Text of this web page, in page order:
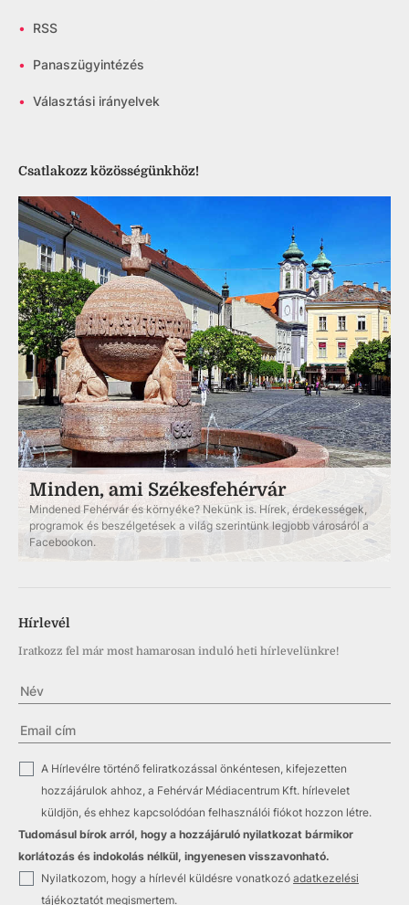
• RSS
• Panaszügyintézés
• Választási irányelvek
Csatlakozz közösségünkhöz!
Minden, ami Székesfehérvár
Mindened Fehérvár és környéke? Nekünk is. Hírek, érdekességek,
programok és beszélgetések a világ szerintünk legjobb városáról a
Facebookon.
Hírlevél
Iratkozz fel már most hamarosan induló heti hírlevelünkre!
A Hírlevélre történő feliratkozással önkéntesen, kifejezetten
hozzájárulok ahhoz, a Fehérvár Médiacentrum Kft. hírlevelet
küldjön, és ehhez kapcsolódóan felhasználói fiókot hozzon létre.
Tudomásul bírok arról, hogy a hozzájáruló nyilatkozat bármikor
korlátozás és indokolás nélkül, ingyenesen visszavonható.
Nyilatkozom, hogy a hírlevél küldésre vonatkozó adatkezelési
tájékoztatót megismertem.